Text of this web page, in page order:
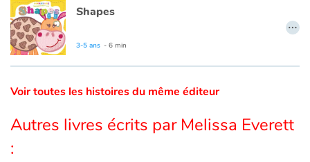
Catalogue anglais
Contraste +
Aide
Shapes
3-5 ans - 6 min
…
Voir toutes les histoires du même éditeur
Autres livres écrits par Melissa Everett
: